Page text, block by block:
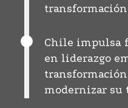
Chile impulsa
en liderazgo
modernizar su